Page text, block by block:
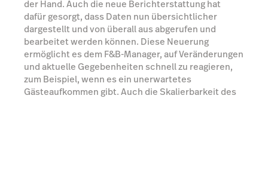
der Hand. Auch die neue Berichterstattung hat
dafür gesorgt, dass Daten nun übersichtlicher
dargestellt und von überall aus abgerufen und
bearbeitet werden können. Diese Neuerung
ermöglicht es dem F&B-Manager, auf Veränderungen
und aktuelle Gegebenheiten schnell zu reagieren,
zum Beispiel, wenn es ein unerwartetes
Gästeaufkommen gibt. Auch die Skalierbarkeit des